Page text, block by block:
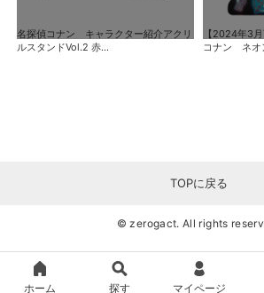
名探偵コナン キャラクター紹介アクリ
ルスタンドVol.2 赤...
【2024年3
コナン ネオ
TOPに戻る
© zerogact. All rights
ホーム 探す マイページ